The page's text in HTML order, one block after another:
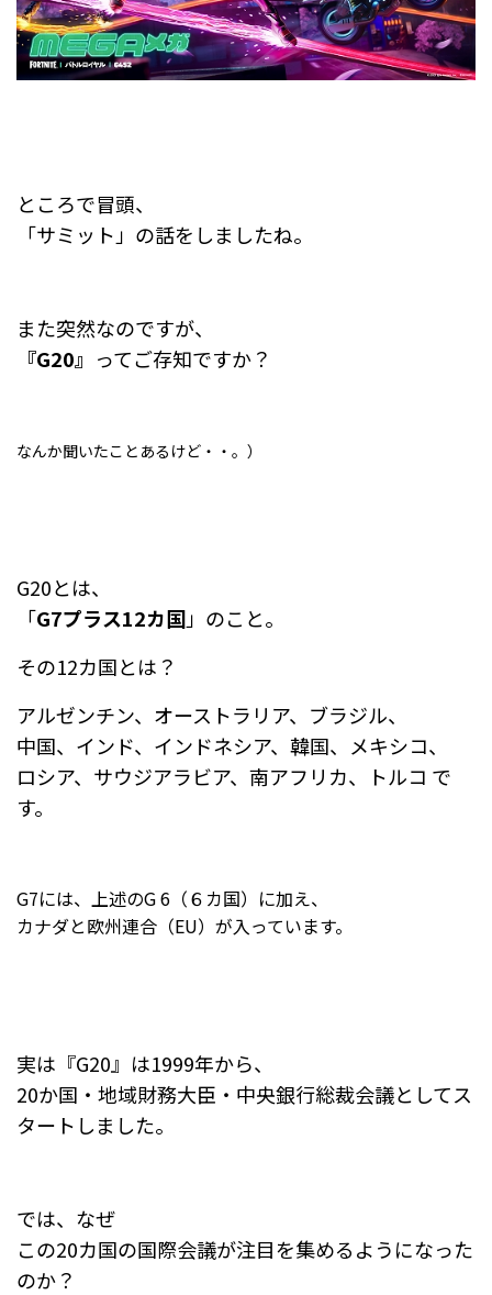
ところで冒頭、
「サミット」の話をしましたね。
また突然なのですが、
『G20』 ってご存知ですか？
なんか聞いたことあるけど・・。）
G20とは、
「G7プラス12カ国」のこと。
その12カ国とは？
アルゼンチン、オーストラリア、ブラジル、
中国、インド、インドネシア、韓国、メキシコ、
ロシア、サウジアラビア、南アフリカ、トルコ で
す。
G7には、上述のG 6（６カ国）に加え、
カナダと欧州連合（EU）が入っています。
実は『G20』は1999年から、
20か国・地域財務大臣・中央銀行総裁会議としてス
タートしました。
では、なぜ
この20カ国の国際会議が注目を集めるようになった
のか？